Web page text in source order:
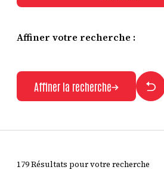
Affiner votre recherche :
Affiner la recherche
179 Résultats pour votre recherche